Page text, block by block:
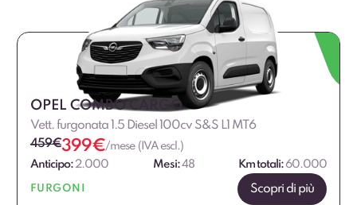
Marca Professional
Alimentazione
Dimensione
Fascia di prezzo
€
OPEL COMBO CARGO
Vett. furgonata 1.5 Diesel 100cv S&S L1 MT6
459€399€/mese (IVA escl.)
Anticipo:2.000 Mesi:48 Km totali: 60.000
FURGONI Scopri di più